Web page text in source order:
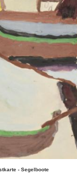
- Segelboote